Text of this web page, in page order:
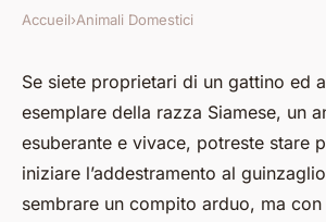
Come posso iniziare
l'addestramento al
con un gattino di 8
di razza Siamese?
Accueil›Animali Domestici
Se siete proprietari di un gattino ed
esemplare della razza Siamese, un
esuberante e vivace, potreste stare
iniziare l’addestramento al
sembrare un compito arduo, ma